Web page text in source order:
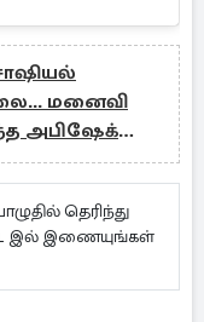
மனைவி
அபிஷேக்
தெரிந்து
இல் இணையுங்கள்